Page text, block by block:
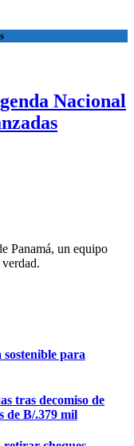
Nacional
Panamá, un equipo
para
tras decomiso de
de B/.379 mil